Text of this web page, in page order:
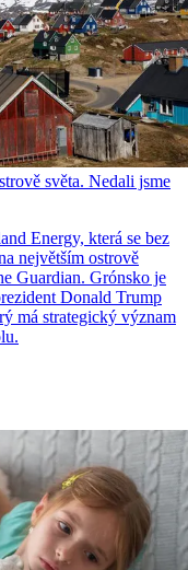
světa. Nedali jsme
Energy, která se bez
největším ostrově
Guardian. Grónsko je
Donald Trump
má strategický význam